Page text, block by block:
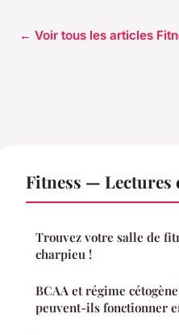
← Voir tous les articles
Fitness — Lectures
Trouvez votre salle de
charpieu !
BCAA et régime
peuvent-ils fonctionner